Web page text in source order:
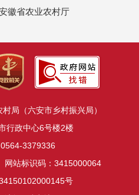
徽省农业农村厅
局（六安市乡村振兴局）
行政中心6号楼2楼
3379336
网站标识码：3415000064
号